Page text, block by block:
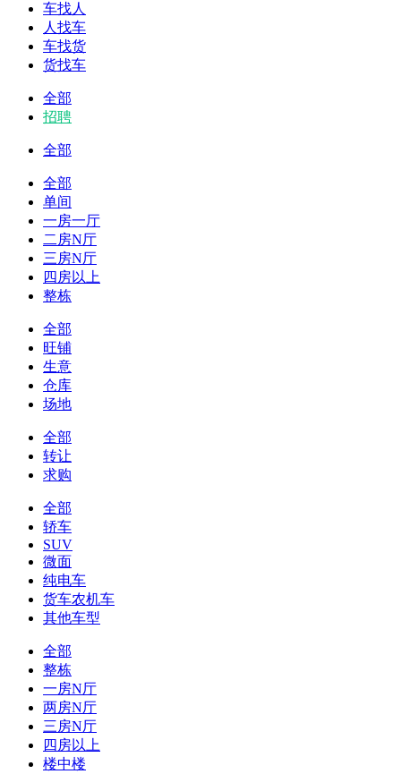
车找人
人找车
车找货
货找车
全部
招聘
全部
全部
单间
一房一厅
二房N厅
三房N厅
四房以上
整栋
全部
旺铺
生意
仓库
场地
全部
转让
求购
全部
轿车
SUV
微面
纯电车
货车农机车
其他车型
全部
整栋
一房N厅
两房N厅
三房N厅
四房以上
楼中楼